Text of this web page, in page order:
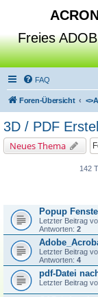
Freies
FAQ
Foren-Übersicht <>
3D / PDF
Neues Thema
142
Popup
Letzter Beitrag
Antworten: 2
Letzter Beitrag
Antworten: 4
pdf-Datei
Letzter Beitrag